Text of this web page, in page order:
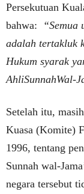
Persekutuan
bahwa:
adalah tertakluk
Hukum syarak
AhliSunnahWal-
Setelah itu,
Kuasa (Komite)
1996, tentang
Sunnah wal-
negara tersebut